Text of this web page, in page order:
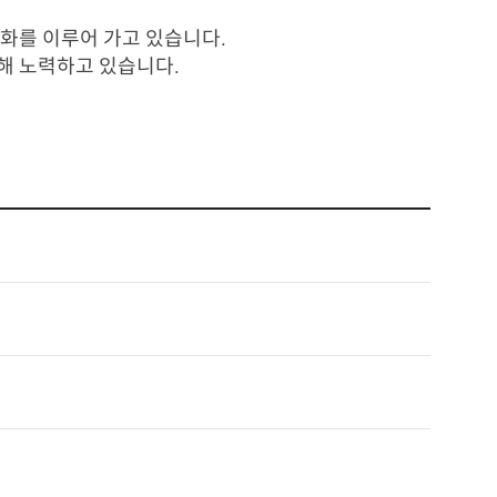
를 이루어 가고 있습니다.
노력하고 있습니다.